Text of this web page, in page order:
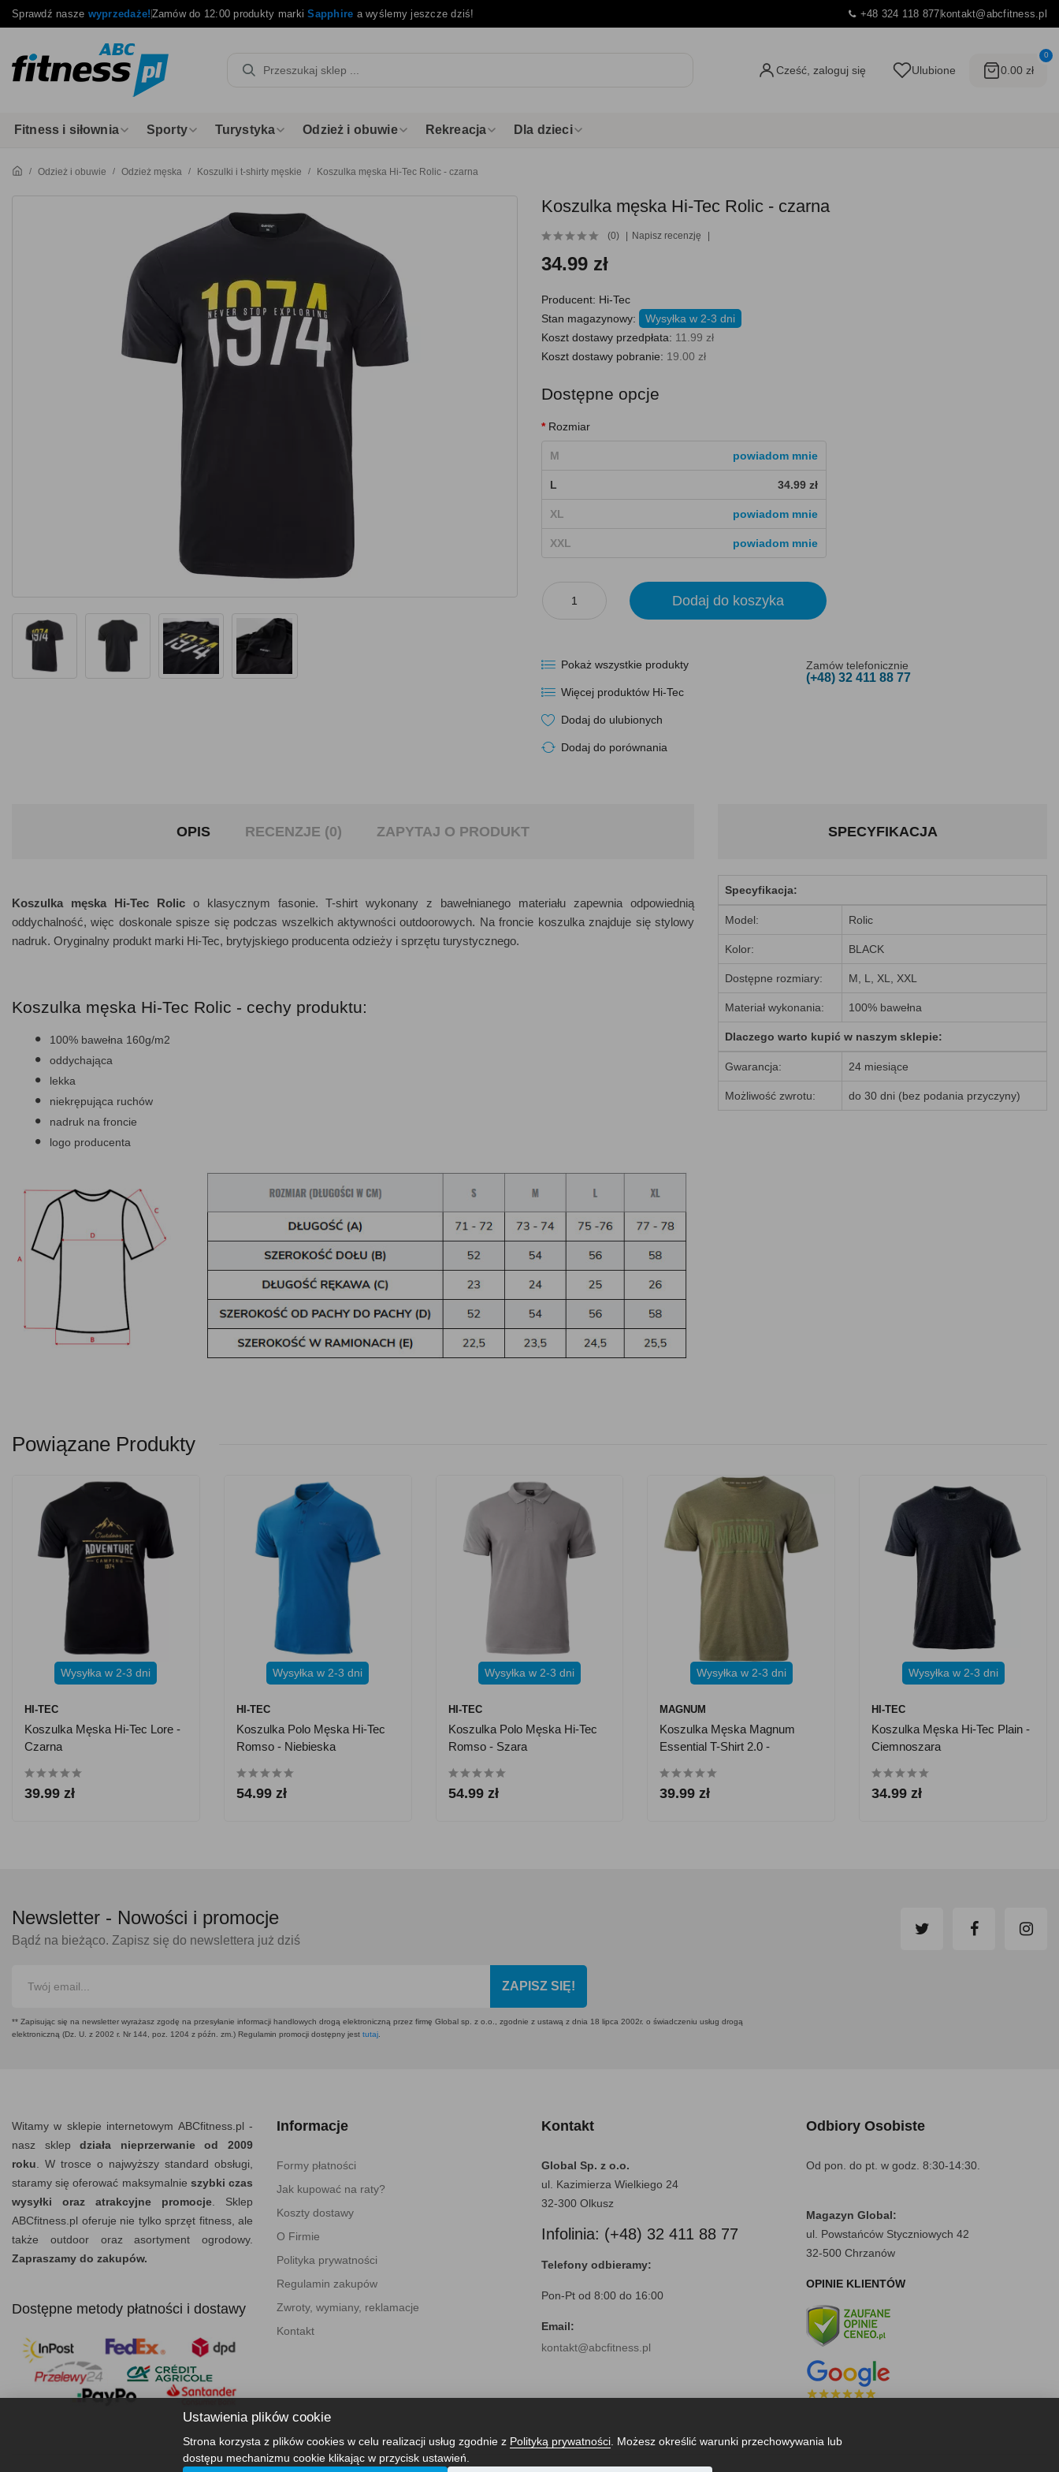
Sprawdź nasze wyprzedaże!Zamów do 12:00 produkty markiSapphire a wyślemy jeszcze dziś! +48 324 118 877kontakt@abcfitness.pl
Cześć, zaloguj się Ulubione
0
0.00 zł
Fitness i siłownia Sporty Turystyka Odzież i obuwie Rekreacja Dla dzieci
Odzież i obuwie Odzież męska Koszulki i t-shirty męskie Koszulka męska Hi-Tec Rolic - czarna
Koszulka męska Hi-Tec Rolic - czarna
(0) Napisz recenzję
34.99 zł
Producent: Hi-Tec
Stan magazynowy:
Wysyłka w 2-3 dni
Koszt dostawy przedpłata: 11.99 zł
Koszt dostawy pobranie: 19.00 zł
Dostępne opcje
Rozmiar
M powiadom mnie
L 34.99 zł
XL powiadom mnie
XXL powiadom mnie
Dodaj do koszyka
Pokaż wszystkie produkty
Więcej produktów Hi-Tec
Dodaj do ulubionych
Dodaj do porównania
Zamów telefonicznie
(+48) 32 411 88 77
OPIS RECENZJE (0) ZAPYTAJ O PRODUKT
Koszulka męska Hi-Tec Rolico klasycznym fasonie. T-shirt wykonany z bawełnianego materiału zapewnia odpowiednią
oddychalność, więc doskonale spisze się podczas wszelkich aktywności outdoorowych. Na froncie koszulka znajduje się stylowy
nadruk. Oryginalny produkt marki Hi-Tec, brytyjskiego producenta odzieży i sprzętu turystycznego.
Koszulka męska Hi-Tec Rolic - cechy produktu:
100% bawełna 160g/m2
oddychająca
lekka
niekrępująca ruchów
nadruk na froncie
logo producenta
SPECYFIKACJA
Specyfikacja:
Model: Rolic
Kolor: BLACK
Dostępne rozmiary: M, L, XL, XXL
Materiał wykonania: 100% bawełna
Dlaczego warto kupić w naszym sklepie:
Gwarancja: 24 miesiące
Możliwość zwrotu: do 30 dni (bez podania przyczyny)
Powiązane Produkty
Wysyłka w 2-3 dni
HI-TEC
Koszulka Męska Hi-Tec Lore -
Czarna
39.99 zł
Wysyłka w 2-3 dni
HI-TEC
Koszulka Polo Męska Hi-Tec
Romso - Niebieska
54.99 zł
Wysyłka w 2-3 dni
HI-TEC
Koszulka Polo Męska Hi-Tec
Romso - Szara
54.99 zł
Wysyłka w 2-3 dni
MAGNUM
Koszulka Męska Magnum
Essential T-Shirt 2.0 -
39.99 zł
Wysyłka w 2-3 dni
HI-TEC
Koszulka Męska Hi-Tec Plain -
Ciemnoszara
34.99 zł
Newsletter - Nowości i promocje
Bądź na bieżąco. Zapisz się do newslettera już dziś
ZAPISZ SIĘ!
** Zapisując się na newsletter wyrażasz zgodę na przesyłanie informacji handlowych drogą elektroniczną przez firmę Global sp. z o.o., zgodnie z ustawą z dnia 18 lipca 2002r. o świadczeniu usług drogą
elektroniczną (Dz. U. z 2002 r. Nr 144, poz. 1204 z późn. zm.) Regulamin promocji dostępny jest tutaj.
Witamy w sklepie internetowym ABCfitness.pl -
nasz sklepdziała nieprzerwanie od 2009
roku. W trosce o najwyższy standard obsługi,
staramy się oferować maksymalnie szybki czas
wysyłki oraz atrakcyjne promocje. Sklep
ABCfitness.pl oferuje nie tylko sprzęt fitness, ale
także outdoor oraz asortyment ogrodowy.
Zapraszamy do zakupów.
Dostępne metody płatności i dostawy
Informacje
Formy płatności
Jak kupować na raty?
Koszty dostawy
O Firmie
Polityka prywatności
Regulamin zakupów
Zwroty, wymiany, reklamacje
Kontakt
Kontakt
Global Sp. z o.o.
ul. Kazimierza Wielkiego 24
32-300 Olkusz
Infolinia: (+48) 32 411 88 77
Telefony odbieramy:
Pon-Pt od 8:00 do 16:00
Email:
kontakt@abcfitness.pl
Odbiory Osobiste
Od pon. do pt. w godz. 8:30-14:30.
Magazyn Global:
ul. Powstańców Styczniowych 42
32-500 Chrzanów
OPINIE KLIENTÓW
Ustawienia plików cookie
Strona korzysta z plików cookies w celu realizacji usług zgodnie z Polityką prywatności . Możesz określić warunki przechowywania lub
dostępu mechanizmu cookie klikając w przycisk ustawień.